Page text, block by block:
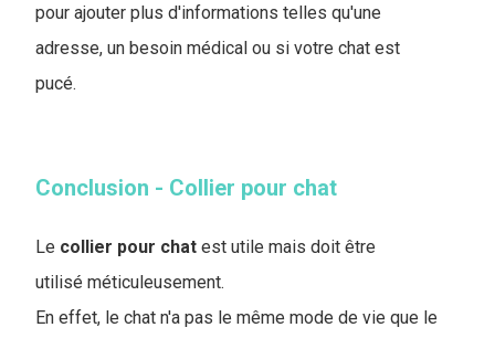
pour ajouter plus d'informations telles qu'une
adresse, un besoin médical ou si votre chat est
pucé.
Conclusion - Collier pour chat
Le collier pour chat est utile mais doit être
utilisé méticuleusement.
En effet, le chat n'a pas le même mode de vie que le